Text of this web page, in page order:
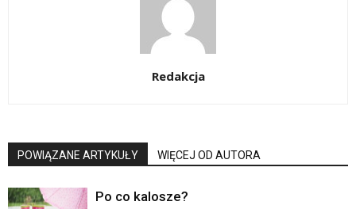
Redakcja
POWIĄZANE ARTYKUŁY WIĘCEJ OD AUTORA
Po co kalosze?